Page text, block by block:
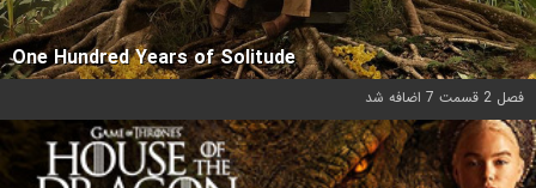
One Hundred Years of Solitude
فصل 2 قسمت 7 اضافه شد